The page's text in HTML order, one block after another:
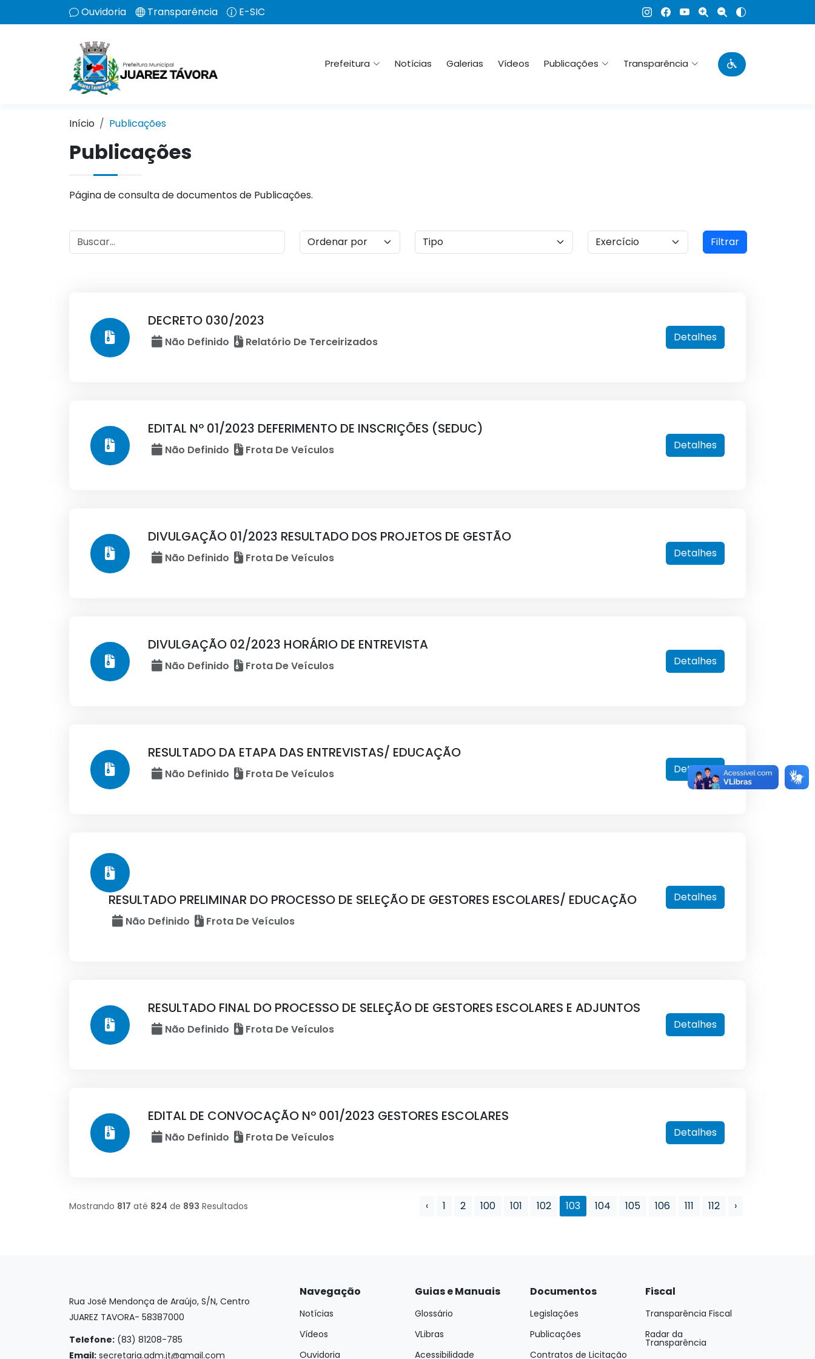
Ouvidoria Transparência E-SIC
Prefeitura Notícias Galerias Vídeos Publicações Transparência
Início Publicações
Publicações
Página de consulta de documentos de Publicações.
Filtrar
DECRETO 030/2023
Não Definido Relatório De Terceirizados Detalhes
EDITAL Nº 01/2023 DEFERIMENTO DE INSCRIÇÕES (SEDUC)
Não Definido Frota De Veículos Detalhes
DIVULGAÇÃO 01/2023 RESULTADO DOS PROJETOS DE GESTÃO
Não Definido Frota De Veículos Detalhes
DIVULGAÇÃO 02/2023 HORÁRIO DE ENTREVISTA
Não Definido Frota De Veículos Detalhes
RESULTADO DA ETAPA DAS ENTREVISTAS/ EDUCAÇÃO
Não Definido Frota De Veículos Detalhes
RESULTADO PRELIMINAR DO PROCESSO DE SELEÇÃO DE GESTORES ESCOLARES/ EDUCAÇÃO
Não Definido Frota De Veículos
Detalhes
RESULTADO FINAL DO PROCESSO DE SELEÇÃO DE GESTORES ESCOLARES E ADJUNTOS
Não Definido Frota De Veículos Detalhes
EDITAL DE CONVOCAÇÃO Nº 001/2023 GESTORES ESCOLARES
Não Definido Frota De Veículos Detalhes
Mostrando 817 até 824 de 893 Resultados ‹ 1 2 100 101 102 103 104 105 106 111 112 ›
Rua José Mendonça de Araújo, S/N, Centro
JUAREZ TAVORA- 58387000
Telefone: (83) 81208-785
Email: secretaria.adm.jt@gmail.com
Navegação
Notícias
Vídeos
Ouvidoria
Guias e Manuais
Glossário
VLibras
Acessibilidade
Documentos
Legislações
Publicações
Contratos de Licitação
Fiscal
Transparência Fiscal
Radar da
Transparência